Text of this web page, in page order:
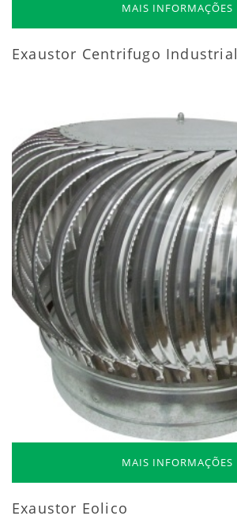
MAIS INFORMAÇÕES
Exaustor Centrifugo Industrial
MAIS INFORMAÇÕES
Exaustor Eolico